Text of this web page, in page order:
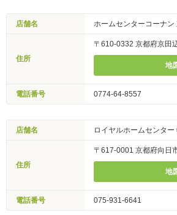
店舗名 ホームセンターコーナン
住所
〒610-0332 京都府京田
地
電話番号 0774-64-8557
店舗名 ロイヤルホームセンター
住所
〒617-0001 京都府向日
地
電話番号 075-931-6641